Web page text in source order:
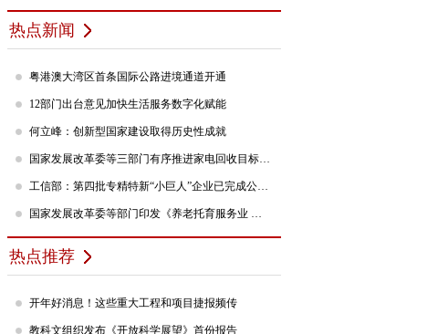
热点新闻
粤港澳大湾区首条国际公路进境通道开通
12部门出台意见加快生活服务数字化赋能
何立峰：创新型国家建设取得历史性成就
国家发展改革委等三部门有序推进家电回收目标责任制行动
工信部：第四批专精特新“小巨人”企业已完成公示，民营企业占84%
国家发展改革委等部门印发《养老托育服务业 纾困扶持若干政策措施》的通知
热点推荐
开年好消息！这些重大工程和项目捷报频传
教科文组织发布《开放科学展望》首份报告